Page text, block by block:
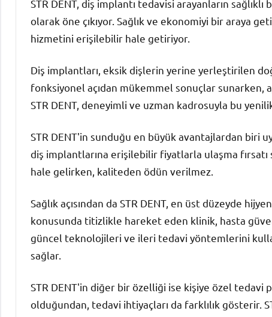
STR DENT, diş implantı tedavisi arayanların
olarak öne çıkıyor. Sağlık ve ekonomiyi bir araya
hizmetini erişilebilir hale getiriyor.
Diş implantları, eksik dişlerin yerine yerleştirilen
fonksiyonel açıdan mükemmel sonuçlar sunarken,
STR DENT, deneyimli ve uzman kadrosuyla bu
STR DENT'in sunduğu en büyük avantajlardan biri
diş implantlarına erişilebilir fiyatlarla ulaşma
hale gelirken, kaliteden ödün verilmez.
Sağlık açısından da STR DENT, en üst düzeyde
konusunda titizlikle hareket eden klinik, hasta
güncel teknolojileri ve ileri tedavi yöntemlerini
sağlar.
STR DENT'in diğer bir özelliği ise kişiye özel tedavi
olduğundan, tedavi ihtiyaçları da farklılık gösterir.